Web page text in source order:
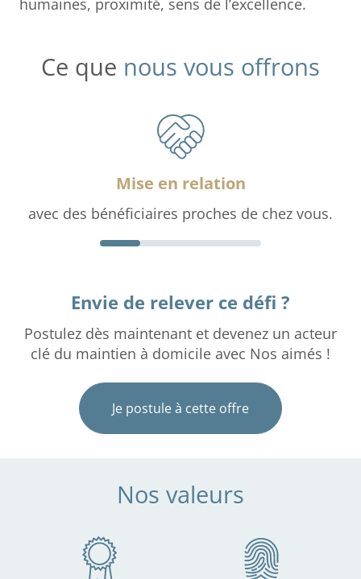
humaines, proximité, sens de l’excellence.
Ce que nous vous offrons
Mise en relation
avec des bénéficiaires proches de chez vous.
Envie de relever ce défi ?
Postulez dès maintenant et devenez un acteur
clé du maintien à domicile avec Nos aimés !
Je postule à cette offre
Nos valeurs